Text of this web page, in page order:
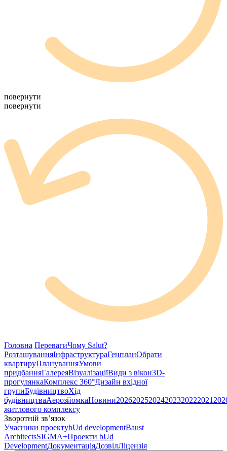
повернути
повернути
Головна ПеревагиЧому Salut?
РозташуванняІнфраструктураГенпланОбрати
квартируПлануванняУмови
придбанняГалереяВізуалізаціїВиди з вікон3D-
прогулянкаКомплекс 360°Дизайн вхідної
групиБудівництвоХід
будівництваАерозйомкаНовини202620252024202320222021
житлового комплексу
Зворотній зв’язок
Учасники проектуbUd developmentBaust
ArchitectsSIGMA+Проекти bUd
DevelopmentДокументаціяДозвілЛіцензія